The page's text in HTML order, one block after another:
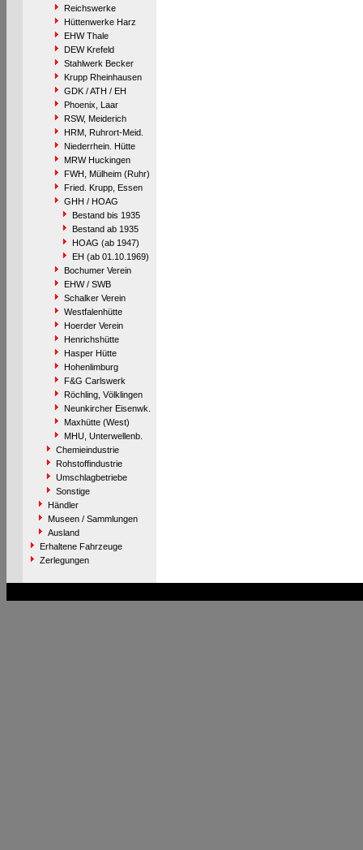
Reichswerke
Hüttenwerke Harz
EHW Thale
DEW Krefeld
Stahlwerk Becker
Krupp Rheinhausen
GDK / ATH / EH
Phoenix, Laar
RSW, Meiderich
HRM, Ruhrort-Meid.
Niederrhein. Hütte
MRW Huckingen
FWH, Mülheim (Ruhr)
Fried. Krupp, Essen
GHH / HOAG
Bestand bis 1935
Bestand ab 1935
HOAG (ab 1947)
EH (ab 01.10.1969)
Bochumer Verein
EHW / SWB
Schalker Verein
Westfalenhütte
Hoerder Verein
Henrichshütte
Hasper Hütte
Hohenlimburg
F&G Carlswerk
Röchling, Völklingen
Neunkircher Eisenwk.
Maxhütte (West)
MHU, Unterwellenb.
Chemieindustrie
Rohstoffindustrie
Umschlagbetriebe
Sonstige
Händler
Museen / Sammlungen
Ausland
Erhaltene Fahrzeuge
Zerlegungen